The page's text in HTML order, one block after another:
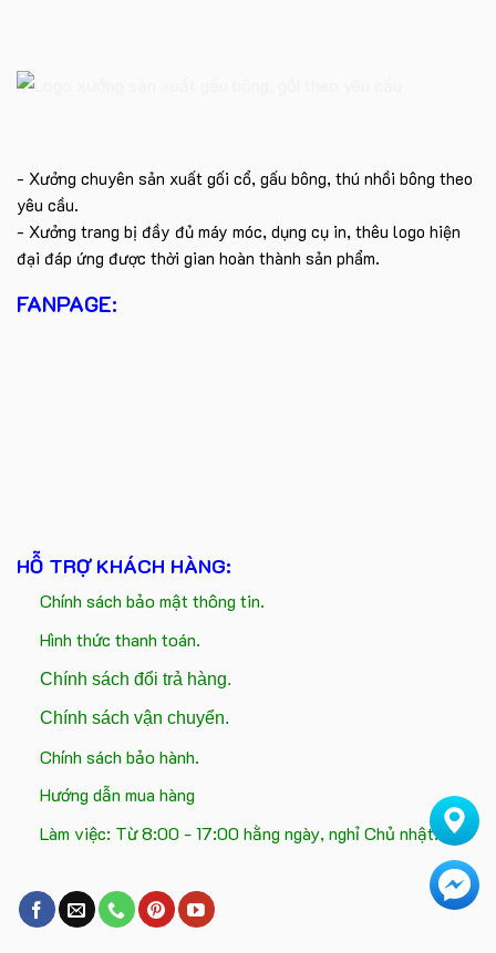
- Xưởng chuyên sản xuất gối cổ, gấu bông, thú nhồi bông theo
yêu cầu.
- Xưởng trang bị đầy đủ máy móc, dụng cụ in, thêu logo hiện
đại đáp ứng được thời gian hoàn thành sản phẩm.
FANPAGE:
HỖ TRỢ KHÁCH HÀNG:
Chính sách bảo mật thông tin.
Hình thức thanh toán.
Chính sách đổi trả hàng.
Chính sách vận chuyển.
Chính sách bảo hành.
Hướng dẫn mua hàng
Làm việc: Từ 8:00 - 17:00 hằng ngày, nghỉ Chủ nhật.